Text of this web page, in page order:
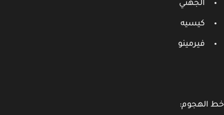
الجهني
كيسيه
فيرمينو
الهجوم: